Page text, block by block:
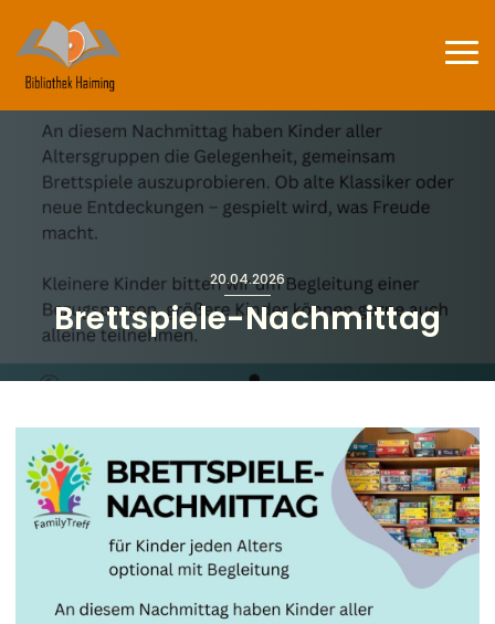
20.04.2026
Brettspiele-Nachmittag